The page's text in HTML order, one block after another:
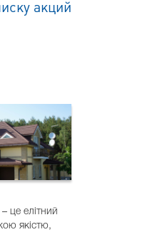
акций
це елітний
якістю,